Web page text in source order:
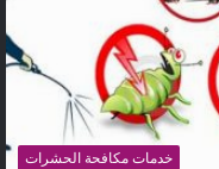
خدمات مكافحة الحشرات